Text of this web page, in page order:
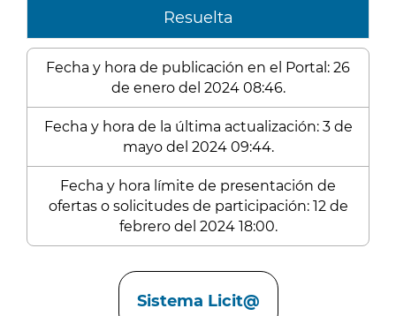
Resuelta
Fecha y hora de publicación en el Portal: 26
de enero del 2024 08:46.
Fecha y hora de la última actualización: 3 de
mayo del 2024 09:44.
Fecha y hora límite de presentación de
ofertas o solicitudes de participación: 12 de
febrero del 2024 18:00.
Sistema Licit@